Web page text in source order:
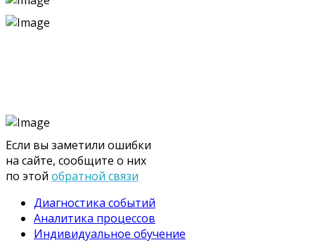
Если вы заметили ошибки
на сайте, сообщите о них
по этой обратной связи
Диагностика событий
Аналитика процессов
Индивидуальное обучение